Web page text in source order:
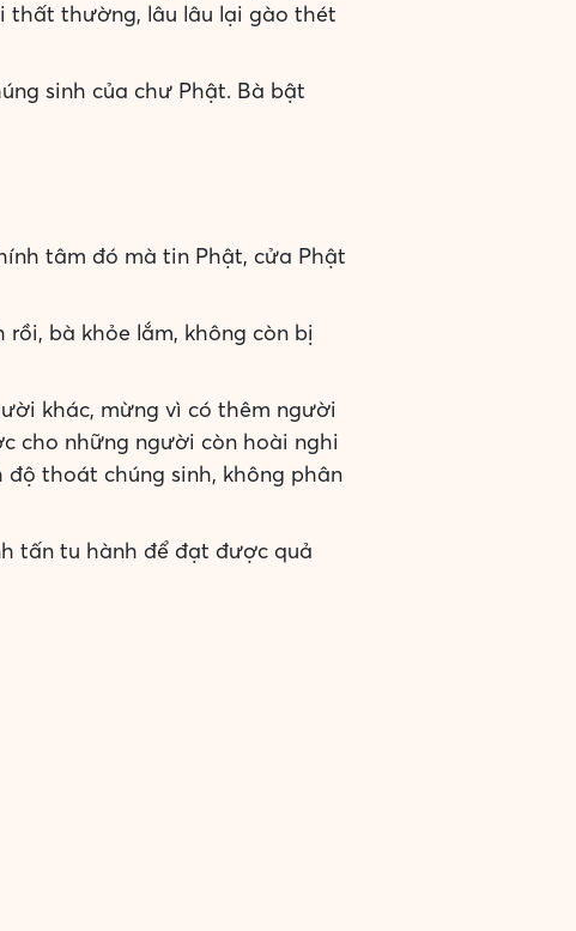
thất thường, lâu lâu lại gào thét
sinh của chư Phật. Bà bật
tâm đó mà tin Phật, cửa Phật
rồi, bà khỏe lắm, không còn bị
khác, mừng vì có thêm người
cho những người còn hoài nghi
thoát chúng sinh, không phân
tấn tu hành để đạt được quả